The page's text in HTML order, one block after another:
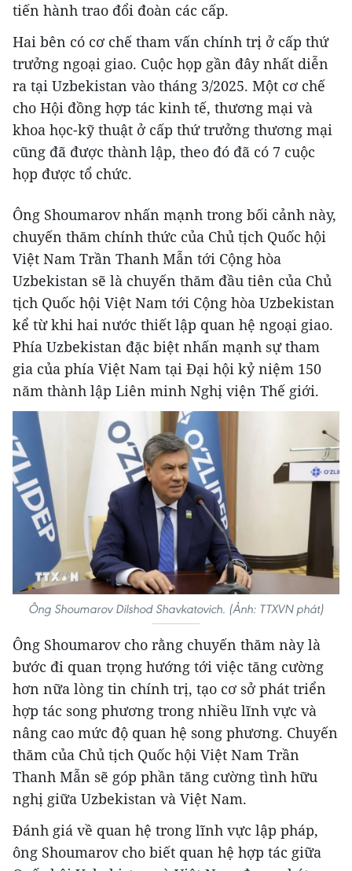
tiến hành trao đổi đoàn các cấp.
Hai bên có cơ chế tham vấn chính trị ở cấp thứ
trưởng ngoại giao. Cuộc họp gần đây nhất diễn
ra tại Uzbekistan vào tháng 3/2025. Một cơ chế
cho Hội đồng hợp tác kinh tế, thương mại và
khoa học-kỹ thuật ở cấp thứ trưởng thương mại
cũng đã được thành lập, theo đó đã có 7 cuộc
họp được tổ chức.
Ông Shoumarov nhấn mạnh trong bối cảnh này,
chuyến thăm chính thức của Chủ tịch Quốc hội
Việt Nam Trần Thanh Mẫn tới Cộng hòa
Uzbekistan sẽ là chuyến thăm đầu tiên của Chủ
tịch Quốc hội Việt Nam tới Cộng hòa Uzbekistan
kể từ khi hai nước thiết lập quan hệ ngoại giao.
Phía Uzbekistan đặc biệt nhấn mạnh sự tham
gia của phía Việt Nam tại Đại hội kỷ niệm 150
năm thành lập Liên minh Nghị viện Thế giới.
Ông Shoumarov Dilshod Shavkatovich. (Ảnh: TTXVN phát)
Ông Shoumarov cho rằng chuyến thăm này là
bước đi quan trọng hướng tới việc tăng cường
hơn nữa lòng tin chính trị, tạo cơ sở phát triển
hợp tác song phương trong nhiều lĩnh vực và
nâng cao mức độ quan hệ song phương. Chuyến
thăm của Chủ tịch Quốc hội Việt Nam Trần
Thanh Mẫn sẽ góp phần tăng cường tình hữu
nghị giữa Uzbekistan và Việt Nam.
Đánh giá về quan hệ trong lĩnh vực lập pháp,
ông Shoumarov cho biết quan hệ hợp tác giữa